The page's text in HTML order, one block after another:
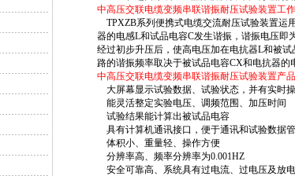
中高压交联电缆变频串联谐振耐压试验装置工
TPXZB系列便携式电缆交流耐压试验装置运
器的电感L和试品电容C发生谐振，谐振电压即
经过初步升压后，使高电压加在电抗器L和被
路的谐振频率取决于被试品电容CX和电抗器的
中高压交联电缆变频串联谐振耐压试验装置产
大屏幕显示试验数据、试验状态，并有实时
能灵活整定实验电压、调频范围、加压时间
试验结果能计算出被试品电容
具有计算机通讯接口，便于通讯和试验数据
体积小、重量轻、操作方便
分辨率高、频率分辨率为0.001HZ
安全可靠高、系统具有过电流、过电压及放